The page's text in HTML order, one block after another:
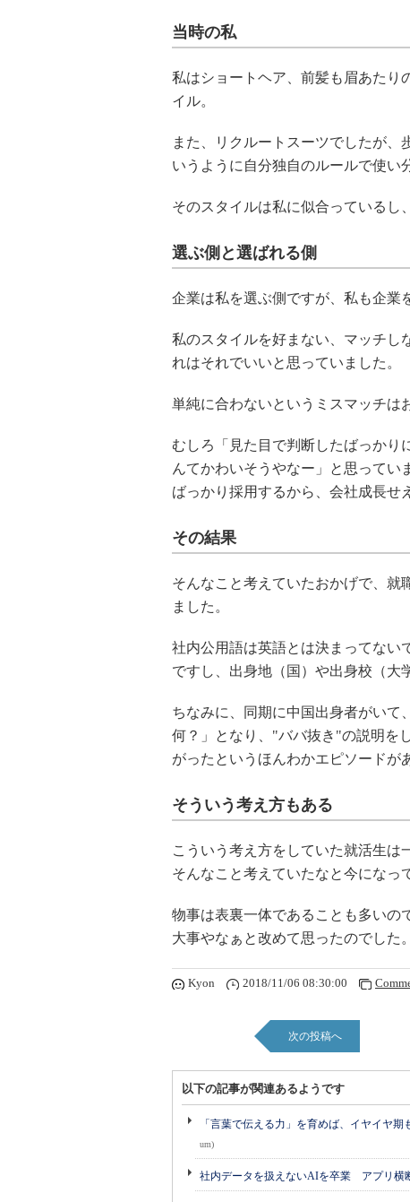
当時の私
私はショートヘア、前髪も眉あたり
イル。
また、リクルートスーツでしたが、
いうように自分独自のルールで使い
そのスタイルは私に似合っているし
選ぶ側と選ばれる側
企業は私を選ぶ側ですが、私も企業
私のスタイルを好まない、マッチし
れはそれでいいと思っていました。
単純に合わないというミスマッチは
むしろ「見た目で判断したばっかり
んてかわいそうやなー」と思ってい
ばっかり採用するから、会社成長せ
その結果
そんなこと考えていたおかげで、就
ました。
社内公用語は英語とは決まってない
ですし、出身地（国）や出身校（大
ちなみに、同期に中国出身者がい
何？」となり、"ババ抜き"の説明を
がったというほんわかエピソードが
そういう考え方もある
こういう考え方をしていた就活生は
そんなこと考えていたなと今になっ
物事は表裏一体であることも多いの
大事やなぁと改めて思ったのでした。
Kyon 2018/11/06 08:30:00
次の投稿へ
以下の記事が関連あるようです
「言葉で伝える力」を育めば、イヤイヤ
um)
社内データを扱えないAIを卒業 アプリ横